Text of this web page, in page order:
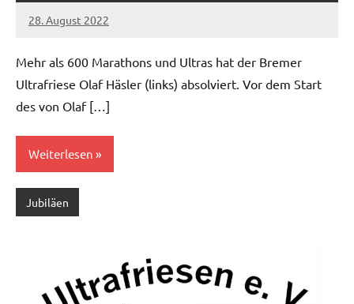
28. August 2022
admin
Keine
Mehr als 600 Marathons und Ultras hat der Bremer
Ultrafriese Olaf Häsler (links) absolviert. Vor dem Start
des von Olaf […]
Weiterlesen
Jubiläen